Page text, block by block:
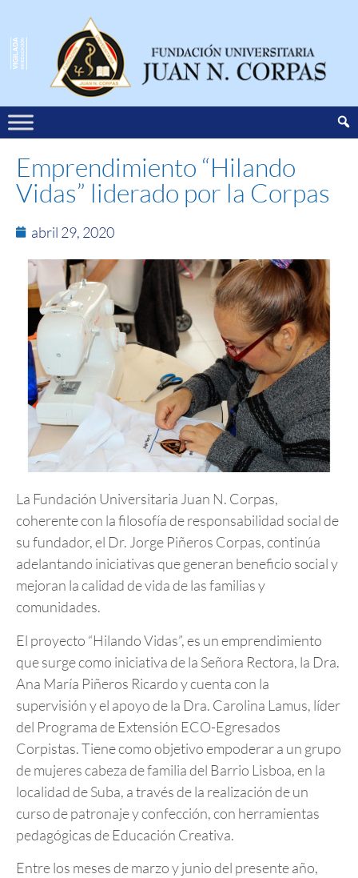
Emprendimiento “Hilando
Vidas” liderado por la Corpas
abril 29, 2020
La Fundación Universitaria Juan N. Corpas,
coherente con la filosofía de responsabilidad social de
su fundador, el Dr. Jorge Piñeros Corpas, continúa
adelantando iniciativas que generan beneficio social y
mejoran la calidad de vida de las familias y
comunidades.
El proyecto “Hilando Vidas”, es un emprendimiento
que surge como iniciativa de la Señora Rectora, la Dra.
Ana María Piñeros Ricardo y cuenta con la
supervisión y el apoyo de la Dra. Carolina Lamus, líder
del Programa de Extensión ECO-Egresados
Corpistas. Tiene como objetivo empoderar a un grupo
de mujeres cabeza de familia del Barrio Lisboa, en la
localidad de Suba, a través de la realización de un
curso de patronaje y confección, con herramientas
pedagógicas de Educación Creativa.
Entre los meses de marzo y junio del presente año,